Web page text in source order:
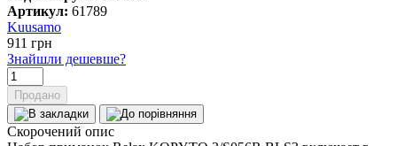
Артикул: 61789
Kuusamo
911 грн
Знайшли дешевше?
Продано
Скорочений опис